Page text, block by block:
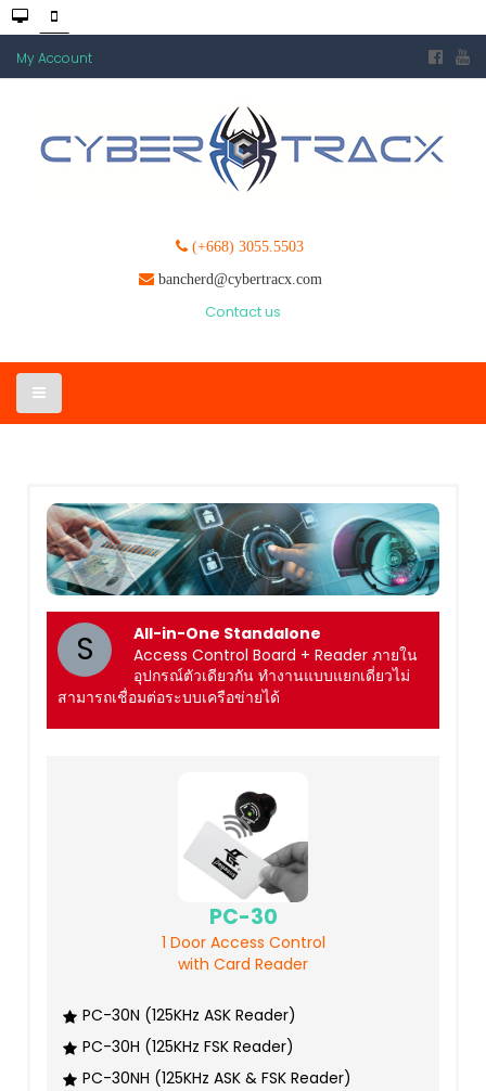
My Account
(+668) 3055.5503
bancherd@cybertracx.com
Contact us
S
All-in-One Standalone
Access Control Board + Reader ภายใน
อุปกรณ์ตัวเดียวกัน ทำงานแบบแยกเดี่ยวไม่
สามารถเชื่อมต่อระบบเครือข่ายได้
PC-30
1 Door Access Control
with Card Reader
PC-30N (125KHz ASK Reader)
PC-30H (125KHz FSK Reader)
PC-30NH (125KHz ASK & FSK Reader)